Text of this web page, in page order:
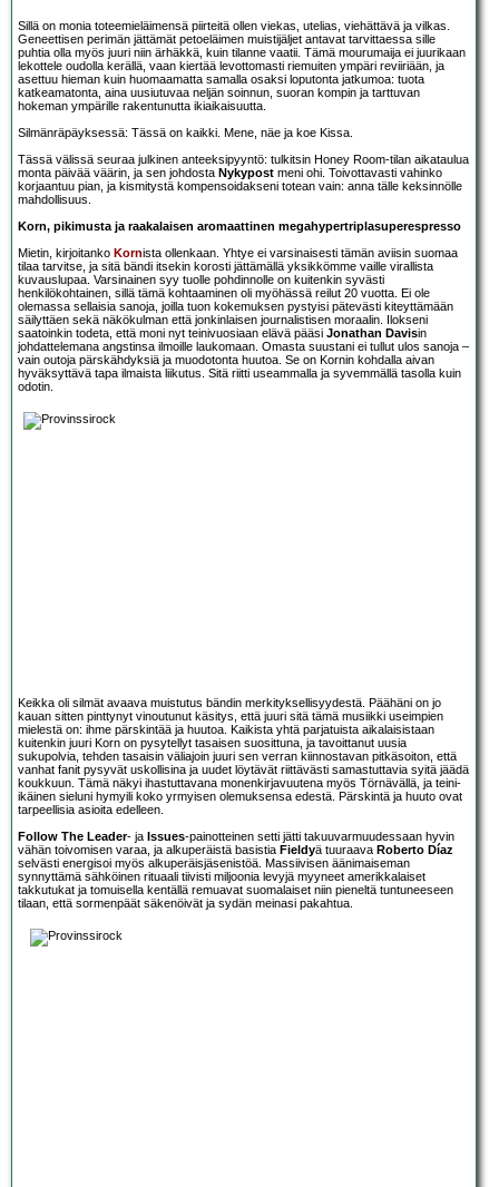
Sillä on monia toteemieläimensä piirteitä ollen viekas, utelias, viehättävä ja vilkas.
Geneettisen perimän jättämät petoeläimen muistijäljet antavat tarvittaessa sille
puhtia olla myös juuri niin ärhäkkä, kuin tilanne vaatii. Tämä mourumaija ei juurikaan
lekottele oudolla kerällä, vaan kiertää levottomasti riemuiten ympäri reviiriään, ja
asettuu hieman kuin huomaamatta samalla osaksi loputonta jatkumoa: tuota
katkeamatonta, aina uusiutuvaa neljän soinnun, suoran kompin ja tarttuvan
hokeman ympärille rakentunutta ikiaikaisuutta.
Silmänräpäyksessä: Tässä on kaikki. Mene, näe ja koe Kissa.
Tässä välissä seuraa julkinen anteeksipyyntö: tulkitsin Honey Room-tilan aikataulua
monta päivää väärin, ja sen johdosta Nykypost meni ohi. Toivottavasti vahinko
korjaantuu pian, ja kismitystä kompensoidakseni totean vain: anna tälle keksinnölle
mahdollisuus.
Korn, pikimusta ja raakalaisen aromaattinen megahypertriplasuperespresso
Mietin, kirjoitanko Kornista ollenkaan. Yhtye ei varsinaisesti tämän aviisin suomaa
tilaa tarvitse, ja sitä bändi itsekin korosti jättämällä yksikkömme vaille virallista
kuvauslupaa. Varsinainen syy tuolle pohdinnolle on kuitenkin syvästi
henkilökohtainen, sillä tämä kohtaaminen oli myöhässä reilut 20 vuotta. Ei ole
olemassa sellaisia sanoja, joilla tuon kokemuksen pystyisi pätevästi kiteyttämään
säilyttäen sekä näkökulman että jonkinlaisen journalistisen moraalin. Ilokseni
saatoinkin todeta, että moni nyt teinivuosiaan elävä pääsi Jonathan Davisin
johdattelemana angstinsa ilmoille laukomaan. Omasta suustani ei tullut ulos sanoja –
vain outoja pärskähdyksiä ja muodotonta huutoa. Se on Kornin kohdalla aivan
hyväksyttävä tapa ilmaista liikutus. Sitä riitti useammalla ja syvemmällä tasolla kuin
odotin.
Keikka oli silmät avaava muistutus bändin merkityksellisyydestä. Päähäni on jo
kauan sitten pinttynyt vinoutunut käsitys, että juuri sitä tämä musiikki useimpien
mielestä on: ihme pärskintää ja huutoa. Kaikista yhtä parjatuista aikalaisistaan
kuitenkin juuri Korn on pysytellyt tasaisen suosittuna, ja tavoittanut uusia
sukupolvia, tehden tasaisin väliajoin juuri sen verran kiinnostavan pitkäsoiton, että
vanhat fanit pysyvät uskollisina ja uudet löytävät riittävästi samastuttavia syitä jäädä
koukkuun. Tämä näkyi ihastuttavana monenkirjavuutena myös Törnävällä, ja teini-
ikäinen sieluni hymyili koko yrmyisen olemuksensa edestä. Pärskintä ja huuto ovat
tarpeellisia asioita edelleen.
Follow The Leader- ja Issues-painotteinen setti jätti takuuvarmuudessaan hyvin
vähän toivomisen varaa, ja alkuperäistä basistia Fieldyä tuuraava Roberto Díaz
selvästi energisoi myös alkuperäisjäsenistöä. Massiivisen äänimaiseman
synnyttämä sähköinen rituaali tiivisti miljoonia levyjä myyneet amerikkalaiset
takkutukat ja tomuisella kentällä remuavat suomalaiset niin pieneltä tuntuneeseen
tilaan, että sormenpäät säkenöivät ja sydän meinasi pakahtua.